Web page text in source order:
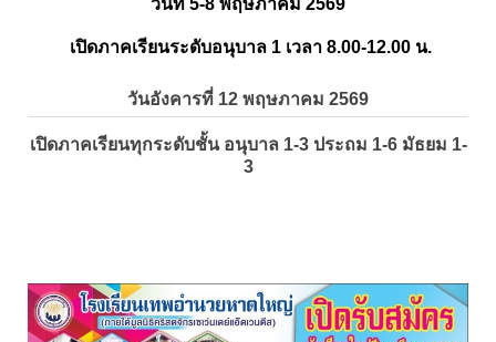
วันที่ 5-8 พฤษภาคม 2569
เปิดภาคเรียนระดับอนุบาล 1 เวลา 8.00-12.00 น.
วันอังคารที่ 12 พฤษภาคม 2569
เปิดภาคเรียนทุกระดับชั้น อนุบาล 1-3 ประถม 1-6 มัธยม 1-
3